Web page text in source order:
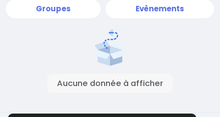
Groupes Evènements
Aucune donnée à afficher